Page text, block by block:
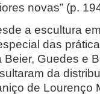
novas” (p.
a escultura
das
Guedes e
da
de Lourenço